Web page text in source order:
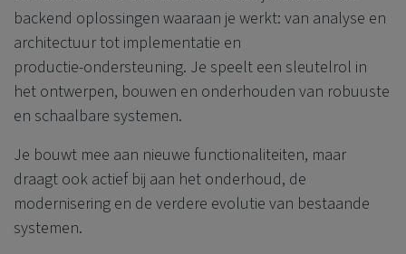
backend oplossingen waaraan je werkt: van analyse en
architectuur tot implementatie en
productie‑ondersteuning. Je speelt een sleutelrol in
het ontwerpen, bouwen en onderhouden van robuuste
en schaalbare systemen.
Je bouwt mee aan nieuwe functionaliteiten, maar
draagt ook actief bij aan het onderhoud, de
modernisering en de verdere evolutie van bestaande
systemen.